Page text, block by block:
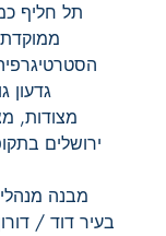
תל חליף
ממוקדת
גדעון
מצודות,
מבנה
בעיר דוד /